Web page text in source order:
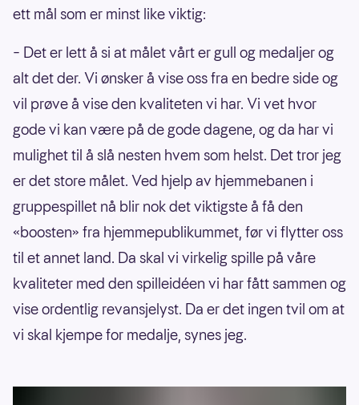
ett mål som er minst like viktig:
– Det er lett å si at målet vårt er gull og medaljer og
alt det der. Vi ønsker å vise oss fra en bedre side og
vil prøve å vise den kvaliteten vi har. Vi vet hvor
gode vi kan være på de gode dagene, og da har vi
mulighet til å slå nesten hvem som helst. Det tror jeg
er det store målet. Ved hjelp av hjemmebanen i
gruppespillet nå blir nok det viktigste å få den
«boosten» fra hjemmepublikummet, før vi flytter oss
til et annet land. Da skal vi virkelig spille på våre
kvaliteter med den spilleidéen vi har fått sammen og
vise ordentlig revansjelyst. Da er det ingen tvil om at
vi skal kjempe for medalje, synes jeg.